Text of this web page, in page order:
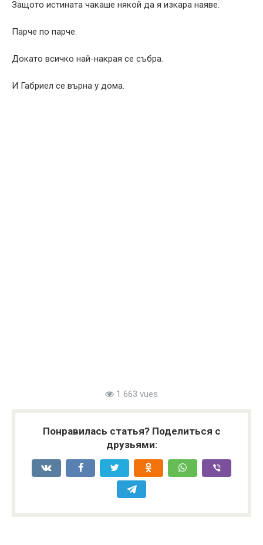
Защото истината чакаше някой да я изкара наяве.
Парче по парче.
Докато всичко най-накрая се събра.
И Габриел се върна у дома.
1 663 vues
Понравилась статья? Поделиться с
друзьями: